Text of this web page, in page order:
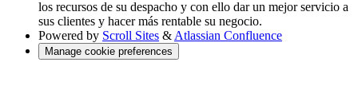
los recursos de su despacho y con ello dar un mejor servicio a
sus clientes y hacer más rentable su negocio.
Powered by Scroll Sites & Atlassian Confluence
Manage cookie preferences